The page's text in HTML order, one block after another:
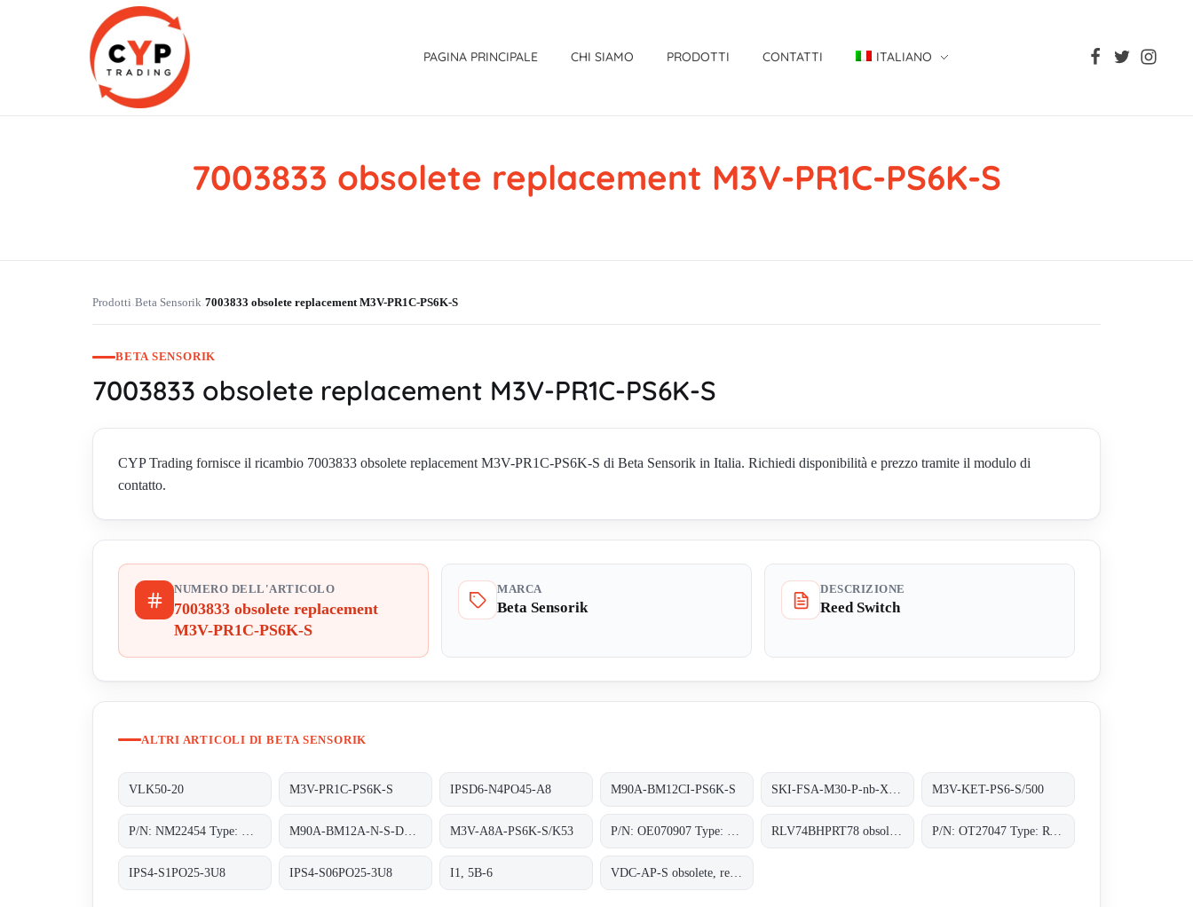
PAGINA PRINCIPALE CHI SIAMO PRODOTTI CONTATTI ITALIANO
7003833 obsolete replacement M3V-PR1C-PS6K-S
Prodotti›Beta Sensorik›7003833 obsolete replacement M3V-PR1C-PS6K-S
BETA SENSORIK
7003833 obsolete replacement M3V-PR1C-PS6K-S
CYP Trading fornisce il ricambio 7003833 obsolete replacement M3V-PR1C-PS6K-S di Beta Sensorik in Italia. Richiedi disponibilità e prezzo tramite il modulo di
contatto.
NUMERO DELL'ARTICOLO
7003833 obsolete replacement
M3V-PR1C-PS6K-S
MARCA
Beta Sensorik
DESCRIZIONE
Reed Switch
ALTRI ARTICOLI DI BETA SENSORIK
VLK50-20 M3V-PR1C-PS6K-S IPSD6-N4PO45-A8 M90A-BM12CI-PS6K-S M3V-KET-PS6-S/500
M3V-A8A-PS6K-S/K53
IPS4-S1PO25-3U8 IPS4-S06PO25-3U8 I1, 5B-6